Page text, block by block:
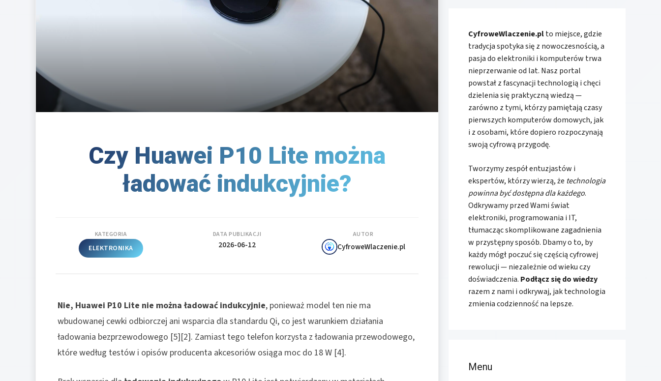
Czy Huawei P10 Lite można
ładować indukcyjnie?
KATEGORIA
ELEKTRONIKA
DATA PUBLIKACJI
2026-06-12
AUTOR
CyfroweWlaczenie.pl
Nie, Huawei P10 Lite nie można ładować indukcyjnie, ponieważ model ten nie ma
wbudowanej cewki odbiorczej ani wsparcia dla standardu Qi, co jest warunkiem działania
ładowania bezprzewodowego [5][2]. Zamiast tego telefon korzysta z ładowania przewodowego,
które według testów i opisów producenta akcesoriów osiąga moc do 18 W [4].
CyfroweWlaczenie.plto miejsce, gdzie
tradycja spotyka się z nowoczesnością, a
pasja do elektroniki i komputerów trwa
nieprzerwanie od lat. Nasz portal
powstał z fascynacji technologią i chęci
dzielenia się praktyczną wiedzą —
zarówno z tymi, którzy pamiętają czasy
pierwszych komputerów domowych, jak
i z osobami, które dopiero rozpoczynają
swoją cyfrową przygodę.
Tworzymy zespół entuzjastów i
ekspertów, którzy wierzą, że technologia
powinna być dostępna dla każdego.
Odkrywamy przed Wami świat
elektroniki, programowania i IT,
tłumacząc skomplikowane zagadnienia
w przystępny sposób. Dbamy o to, by
każdy mógł poczuć się częścią cyfrowej
rewolucji — niezależnie od wieku czy
doświadczenia. Podłącz się do wiedzy
razem z nami i odkrywaj, jak technologia
zmienia codzienność na lepsze.
Menu